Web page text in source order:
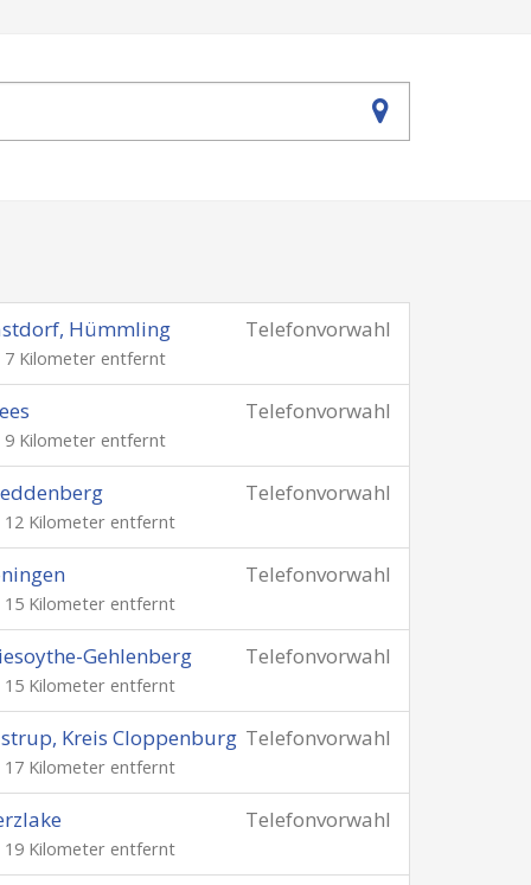
Telefonvorwahl
Hümmling
7 Kilometer entfernt
Telefonvorwahl
9 Kilometer entfernt
Telefonvorwahl
12 Kilometer entfernt
Telefonvorwahl
15 Kilometer entfernt
Telefonvorwahl
Gehlenberg
15 Kilometer entfernt
Telefonvorwahl
Kreis Cloppenburg
17 Kilometer entfernt
Telefonvorwahl
19 Kilometer entfernt